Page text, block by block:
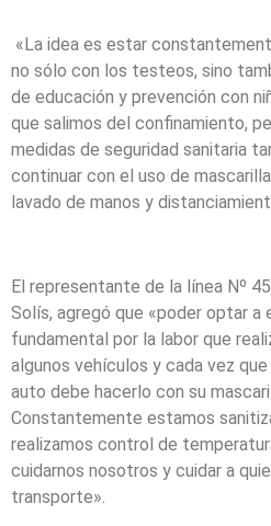
«La idea es estar
no sólo con los testeos, sino
de educación y prevención con
que salimos del confinamiento,
medidas de seguridad sanitaria
continuar con el uso de
lavado de manos y
El representante de la línea Nº
Solís, agregó que «poder optar
fundamental por la labor que
algunos vehículos y cada vez
auto debe hacerlo con su
Constantemente estamos
realizamos control de
cuidarnos nosotros y cuidar a
transporte».